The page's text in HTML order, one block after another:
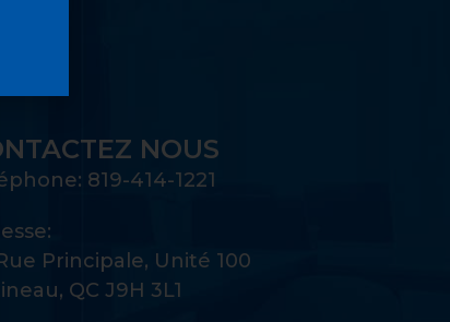
NOUS
819-414-1221
Principale, Unité 100
QC J9H 3L1